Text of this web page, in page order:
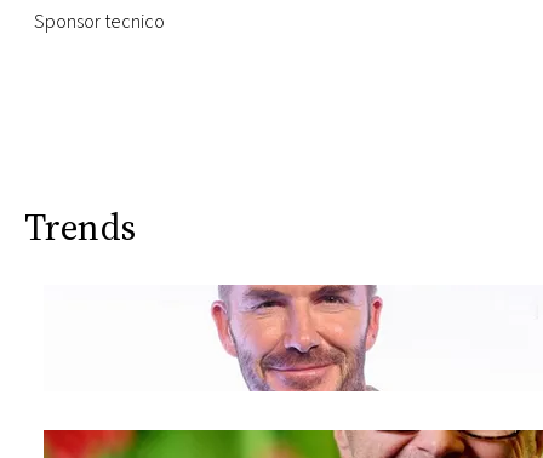
Sponsor tecnico
Trends